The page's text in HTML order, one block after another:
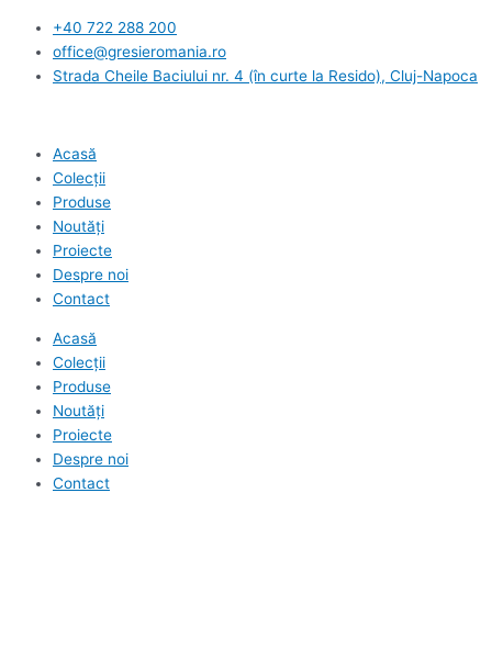
content
+40 722 288 200
office@gresieromania.ro
Strada Cheile Baciului nr. 4 (în curte la Resido), Cluj-Napoca
Acasă
Colecții
Produse
Noutăți
Proiecte
Despre noi
Contact
Acasă
Colecții
Produse
Noutăți
Proiecte
Despre noi
Contact